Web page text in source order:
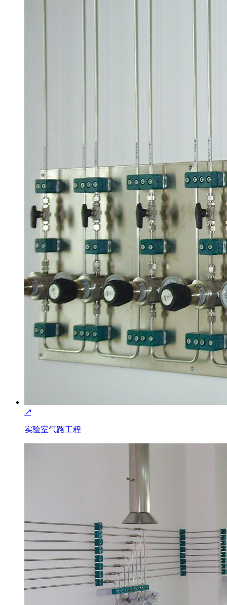
↗
实验室气路工程